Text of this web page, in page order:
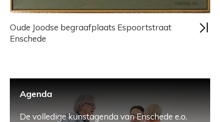
Oude Joodse begraafplaats Espoortstraat
Enschede
Agenda
De volledige kunstagenda van Enschede e.o.